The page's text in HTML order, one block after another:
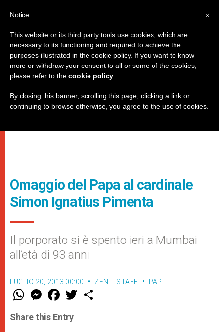
Omaggio del Papa al cardinale
Simon Ignatius Pimenta
Il porporato si è spento ieri a Mumbai
all’età di 93 anni
LUGLIO 20, 2013 00:00 ZENIT STAFF PAPI
W
t
s
M
e
s
e
F
a
e
b
w
Share this Entry
x
Notice
This website or its third party tools use cookies, which are
necessary to its functioning and required to achieve the
purposes illustrated in the cookie policy. If you want to know
more or withdraw your consent to all or some of the cookies,
please refer to the cookie policy
By closing this banner, scrolling this page, clicking a link or
continuing to browse otherwise, you agree to the use of cookies.